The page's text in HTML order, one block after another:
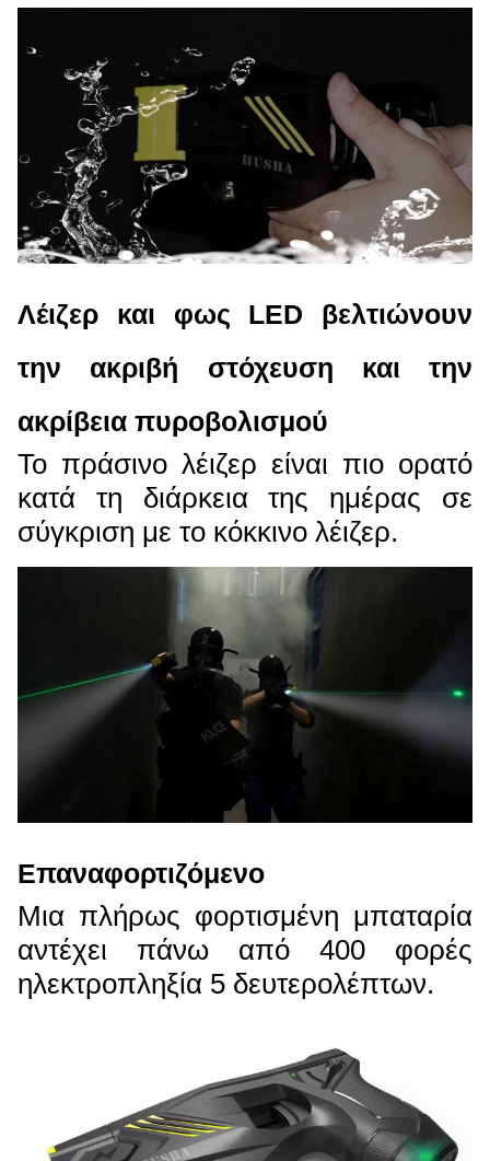
Λέιζερ και φως LED βελτιώνουν
την ακριβή στόχευση και την
ακρίβεια πυροβολισμού
Το πράσινο λέιζερ είναι πιο ορατό
κατά τη διάρκεια της ημέρας σε
σύγκριση με το κόκκινο λέιζερ.
Επαναφορτιζόμενο
Μια πλήρως φορτισμένη μπαταρία
αντέχει πάνω από 400 φορές
ηλεκτροπληξία 5 δευτερολέπτων.